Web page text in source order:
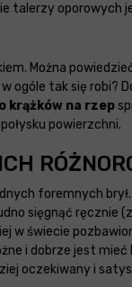
talerzy
Można
ogóle tak się
krążków na rzep
powierzchni.
foremnych
sięgnąć ręcznie
świecie
i dobrze jest
oczekiwany i